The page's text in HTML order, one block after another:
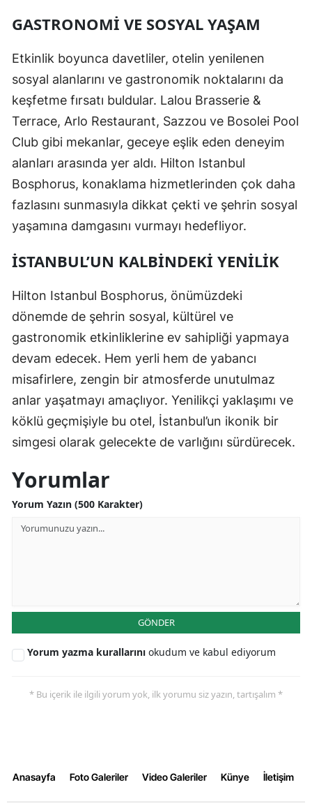
GASTRONOMI VE SOSYAL YAŞAM
Etkinlik boyunca davetliler, otelin yenilenen
sosyal alanlarını ve gastronomik noktalarını da
keşfetme fırsatı buldular. Lalou Brasserie &
Terrace, Arlo Restaurant, Sazzou ve Bosolei Pool
Club gibi mekanlar, geceye eşlik eden deneyim
alanları arasında yer aldı. Hilton Istanbul
Bosphorus, konaklama hizmetlerinden çok daha
fazlasını sunmasıyla dikkat çekti ve şehrin sosyal
yaşamına damgasını vurmayı hedefliyor.
İSTANBUL’UN KALBINDEKI YENILIK
Hilton Istanbul Bosphorus, önümüzdeki
dönemde de şehrin sosyal, kültürel ve
gastronomik etkinliklerine ev sahipliği yapmaya
devam edecek. Hem yerli hem de yabancı
misafirlere, zengin bir atmosferde unutulmaz
anlar yaşatmayı amaçlıyor. Yenilikçi yaklaşımı ve
köklü geçmişiyle bu otel, İstanbul’un ikonik bir
simgesi olarak gelecekte de varlığını sürdürecek.
Yorumlar
Yorum Yazın (500 Karakter)
GÖNDER
Yorum yazma kurallarını okudum ve kabul ediyorum
* Bu içerik ile ilgili yorum yok, ilk yorumu siz yazın, tartışalım *
Anasayfa Foto Galeriler Video Galeriler Künye İletişim